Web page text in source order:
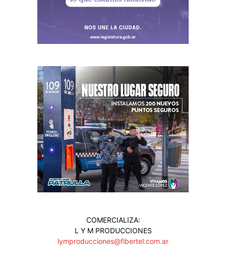
COMERCIALIZA:
L Y M PRODUCCIONES
lymproducciones@fibertel.com.ar